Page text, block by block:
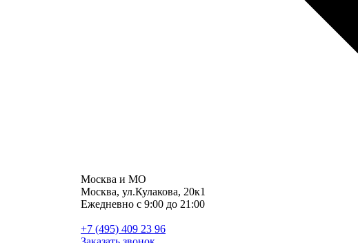
Москва и МО
Москва, ул.Кулакова, 20к1
Ежедневно с 9:00 до 21:00
+7 (495) 409 23 96